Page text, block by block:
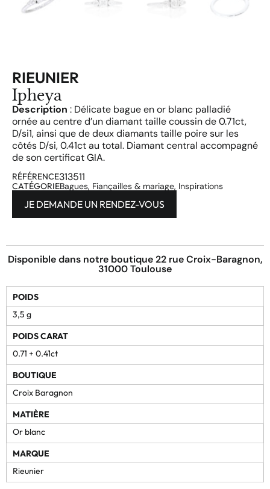
RIEUNIER
Ipheya
Description : Délicate bague en or blanc palladié
ornée au centre d’un diamant taille coussin de 0.71ct,
D/si1, ainsi que de deux diamants taille poire sur les
côtés D/si, 0.41ct au total. Diamant central accompagné
de son certificat GIA.
RÉFÉRENCE313511
CATÉGORIEBagues, Fiançailles & mariage, Inspirations
JE DEMANDE UN RENDEZ-VOUS
Disponible dans notre boutique 22 rue Croix-Baragnon,
31000 Toulouse
POIDS
3,5 g
POIDS CARAT
0.71 + 0.41ct
BOUTIQUE
Croix Baragnon
MATIÈRE
Or blanc
MARQUE
Rieunier